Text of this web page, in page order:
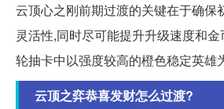
云顶心之刚前期过渡的关键在于确保
灵活性,同时尽可能提升升级速度和
轮抽卡中以强度较高的橙色稳定英雄
云顶之弈恭喜发财怎么过渡?